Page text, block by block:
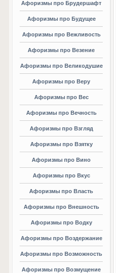
Афоризмы про Брудершафт
Афоризмы про Будущее
Афоризмы про Вежливость
Афоризмы про Везение
Афоризмы про Великодушие
Афоризмы про Веру
Афоризмы про Вес
Афоризмы про Вечность
Афоризмы про Взгляд
Афоризмы про Взятку
Афоризмы про Вино
Афоризмы про Вкус
Афоризмы про Власть
Афоризмы про Внешность
Афоризмы про Водку
Афоризмы про Воздержание
Афоризмы про Возможность
Афоризмы про Возмущение